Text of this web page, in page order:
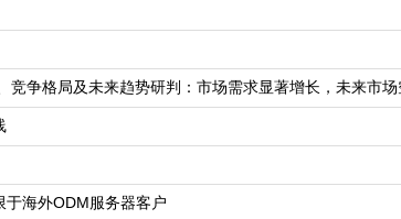
争格局及未来趋势研判：市场需求显著增长，未来市
海外ODM服务器客户